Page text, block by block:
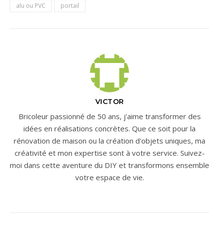
alu ou PVC portail
VICTOR
Bricoleur passionné de 50 ans, j'aime transformer des
idées en réalisations concrètes. Que ce soit pour la
rénovation de maison ou la création d'objets uniques, ma
créativité et mon expertise sont à votre service. Suivez-
moi dans cette aventure du DIY et transformons ensemble
votre espace de vie.